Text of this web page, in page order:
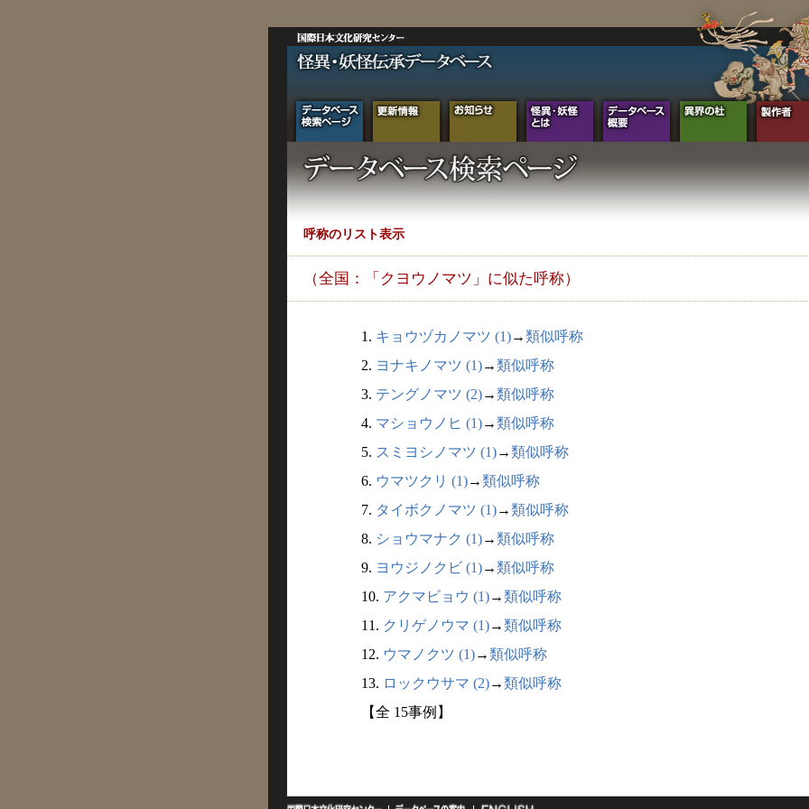
呼称のリスト表示
（全国：「クヨウノマツ」に似た呼称）
1. キョウヅカノマツ (1)→類似呼称
2. ヨナキノマツ (1)→類似呼称
3. テングノマツ (2)→類似呼称
4. マショウノヒ (1)→類似呼称
5. スミヨシノマツ (1)→類似呼称
6. ウマツクリ (1)→類似呼称
7. タイボクノマツ (1)→類似呼称
8. ショウマナク (1)→類似呼称
9. ヨウジノクビ (1)→類似呼称
10. アクマビョウ (1)→類似呼称
11. クリゲノウマ (1)→類似呼称
12. ウマノクツ (1)→類似呼称
13. ロックウサマ (2)→類似呼称
【全 15事例】